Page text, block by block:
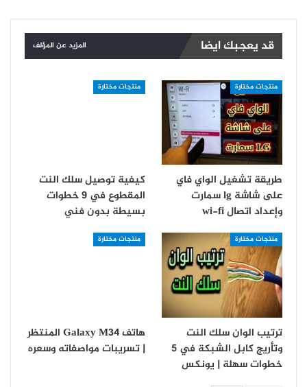
قد يعجبك ايضا المزيد عن المؤلف
منتجات مختارة
طريقة تشغيل الواي فاي
على شاشة lg سمارت
و‏إعداد اتصال wi-fi
منتجات مختارة
كيفية توصيل سلك النت
المقطوع في 9 خطوات
بسيطة بدون فني
منتجات مختارة
ترتيب الوان سلك النت
وتأريج كابل الشبكة في 5
خطوات سهلة | يونكس
منتجات مختارة
هاتف Galaxy M34 المنتظر
| تسريبات مواصفاته وسعره